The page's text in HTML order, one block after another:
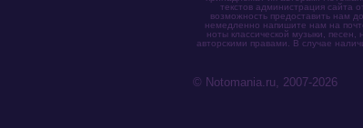
текстов администрация сайта
возможность предоставить нам
немедленно напишите нам на
ноты классической музыки,
авторскими правами. В случае
© Notomania.ru, 2007-2026